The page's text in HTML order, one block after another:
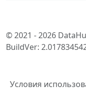
© 2021 - 2026
BuildVer:
Условия